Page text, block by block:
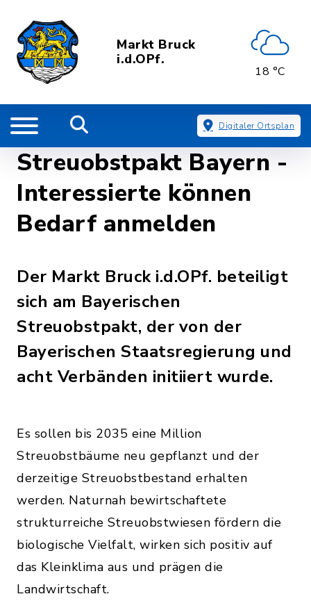
Markt Bruck
i.d.OPf.
18 °C
Digitaler Ortsplan
Streuobstpakt Bayern -
Interessierte können
Bedarf anmelden
Der Markt Bruck i.d.OPf. beteiligt
sich am Bayerischen
Streuobstpakt, der von der
Bayerischen Staatsregierung und
acht Verbänden initiiert wurde.
Es sollen bis 2035 eine Million
Streuobstbäume neu gepflanzt und der
derzeitige Streuobstbestand erhalten
werden. Naturnah bewirtschaftete
strukturreiche Streuobstwiesen fördern die
biologische Vielfalt, wirken sich positiv auf
das Kleinklima aus und prägen die
Landwirtschaft.